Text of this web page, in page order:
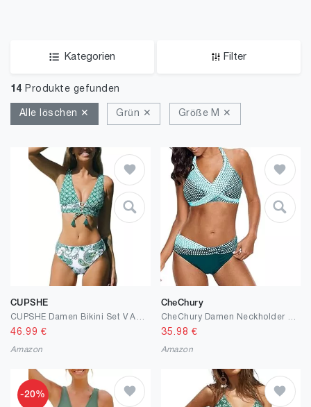
Kategorien Filter
14 Produkte gefunden
Alle löschen ✕ Grün ✕ Größe M ✕
CUPSHE
46.99 €
Amazon
CheChury
35.98 €
Amazon
-20%